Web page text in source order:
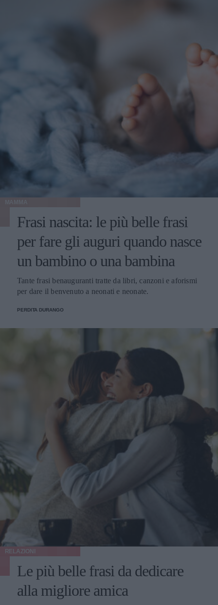
Frasi nascita: le più belle frasi
per fare gli auguri quando nasce
un bambino o una bambina
Tante frasi benauguranti tratte da libri, canzoni e aforismi
per dare il benvenuto a neonati e neonate.
PERDITA DURANGO
RELAZIONI
Le più belle frasi da dedicare
alla migliore amica